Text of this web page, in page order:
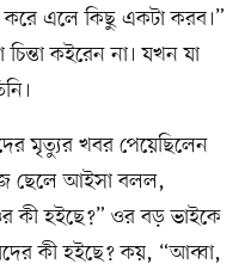
এলে কিছু একটা করব।”
কইরেন না। যখন যা
মৃত্যুর খবর পেয়েছিলেন
ছেলে আইসা বলল,
কী হইছে?” ওর বড় ভাইকে
কী হইছে? কয়, “আব্বা,